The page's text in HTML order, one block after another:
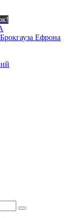
Ефрона